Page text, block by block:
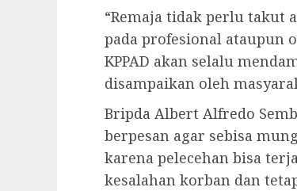
“Remaja tidak perlu takut
pada profesional ataupun
KPPAD akan selalu
disampaikan oleh
Bripda Albert Alfredo
berpesan agar sebisa
karena pelecehan bisa
kesalahan korban dan